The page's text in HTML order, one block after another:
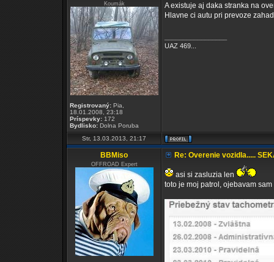
Koumák
Registrovaný: Pia,
18.01.2008, 23:18
Príspevky: 172
Bydlisko: Dolna Poruba
A existuje aj daka stranka na
Hlavne ci autu pri prevoze
UAZ 469...
Str, 13.03.2013, 21:17
BBMiso
OFFROAD Expert
Re: Overenie vozidla.....
asi si zasluzia len
toto je moj patrol, ojebavam